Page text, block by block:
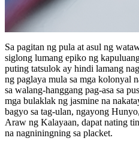
Sa pagitan ng pula at asul ng
siglong lumang epiko ng
puting tatsulok ay hindi lamang
ng paglaya mula sa mga kolonyal
sa walang-hanggang pag-asa sa
mga bulaklak ng jasmine na
bagyo sa tag-ulan, ngayong
Araw ng Kalayaan, dapat nating
na nagniningning sa placket.